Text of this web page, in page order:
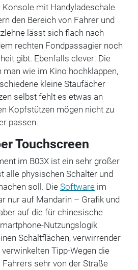
mit Handyladeschale
den Bereich von Fahrer und
lässt sich flach nach
rechten Fondpassagier noch
gibt. Ebenfalls clever: Die
man wie im Kino hochklappen,
kleine Staufächer
selbst fehlt es etwas an
Kopfstützen mögen nicht zu
passen.
Touchscreen
im B03X ist ein sehr großer
alle physischen Schalter und
soll. Die Softwareim
nur auf Mandarin – Grafik und
auf die für chinesische
Nutzungslogik
Schaltflächen, verwirrender
Tipp-Wegen die
sehr von der Straße